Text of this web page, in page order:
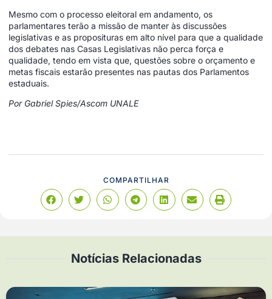
Mesmo com o processo eleitoral em andamento, os
parlamentares terão a missão de manter às discussões
legislativas e as proposituras em alto nível para que a qualidade
dos debates nas Casas Legislativas não perca força e
qualidade, tendo em vista que, questões sobre o orçamento e
metas fiscais estarão presentes nas pautas dos Parlamentos
estaduais.
Por Gabriel Spies/Ascom UNALE
COMPARTILHAR
Notícias Relacionadas